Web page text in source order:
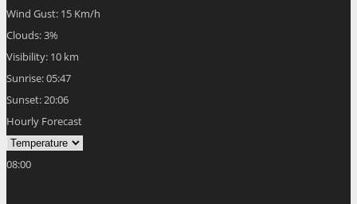
Wind Gust: 15 Km/h
Clouds:3%
Visibility: 10 km
Sunrise:05:47
Sunset:20:06
Hourly Forecast
08:00